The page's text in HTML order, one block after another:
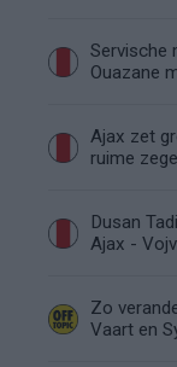
Servische
Ouazane
Ajax zet
ruime
Dusan
Ajax -
Zo
Vaart en